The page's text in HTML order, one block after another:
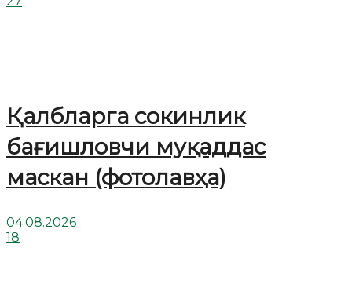
Қалбларга сокинлик
бағишловчи муқаддас
маскан (фотолавҳа)
04.08.2026
18